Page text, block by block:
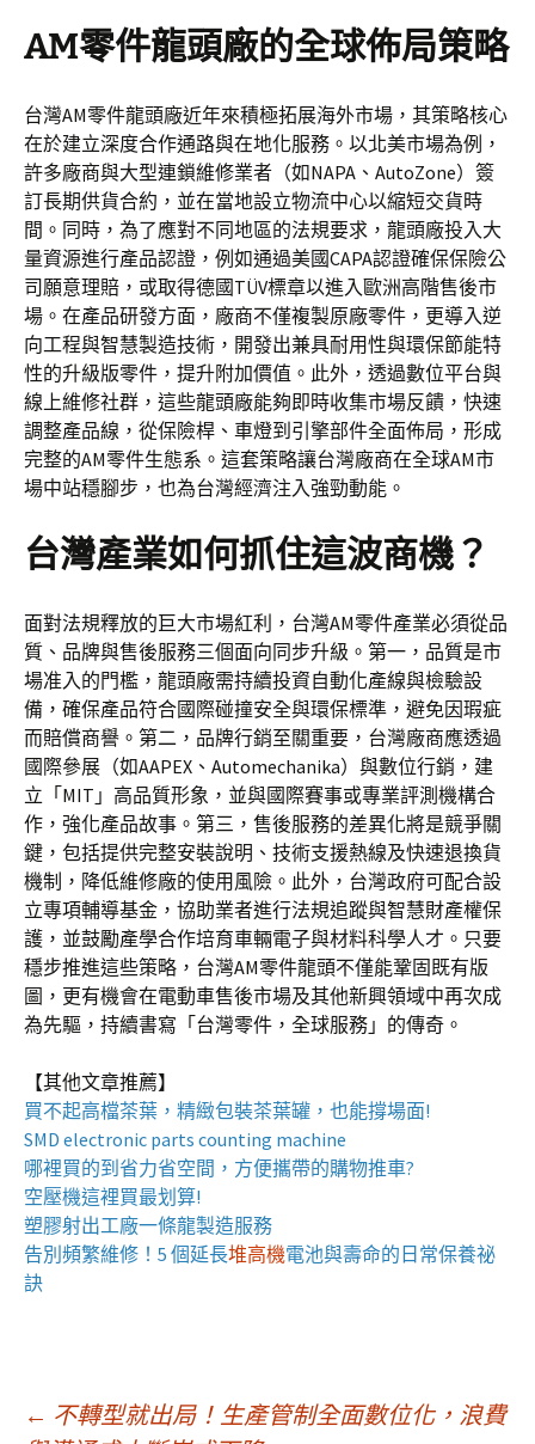
AM零件龍頭廠的全球佈局策略
台灣AM零件龍頭廠近年來積極拓展海外市場，其策略核心
在於建立深度合作通路與在地化服務。以北美市場為例，
許多廠商與大型連鎖維修業者（如NAPA、AutoZone）簽
訂長期供貨合約，並在當地設立物流中心以縮短交貨時
間。同時，為了應對不同地區的法規要求，龍頭廠投入大
量資源進行產品認證，例如通過美國CAPA認證確保保險公
司願意理賠，或取得德國TÜV標章以進入歐洲高階售後市
場。在產品研發方面，廠商不僅複製原廠零件，更導入逆
向工程與智慧製造技術，開發出兼具耐用性與環保節能特
性的升級版零件，提升附加價值。此外，透過數位平台與
線上維修社群，這些龍頭廠能夠即時收集市場反饋，快速
調整產品線，從保險桿、車燈到引擎部件全面佈局，形成
完整的AM零件生態系。這套策略讓台灣廠商在全球AM市
場中站穩腳步，也為台灣經濟注入強勁動能。
台灣產業如何抓住這波商機？
面對法規釋放的巨大市場紅利，台灣AM零件產業必須從品
質、品牌與售後服務三個面向同步升級。第一，品質是市
場准入的門檻，龍頭廠需持續投資自動化產線與檢驗設
備，確保產品符合國際碰撞安全與環保標準，避免因瑕疵
而賠償商譽。第二，品牌行銷至關重要，台灣廠商應透過
國際參展（如AAPEX、Automechanika）與數位行銷，建
立「MIT」高品質形象，並與國際賽事或專業評測機構合
作，強化產品故事。第三，售後服務的差異化將是競爭關
鍵，包括提供完整安裝說明、技術支援熱線及快速退換貨
機制，降低維修廠的使用風險。此外，台灣政府可配合設
立專項輔導基金，協助業者進行法規追蹤與智慧財產權保
護，並鼓勵產學合作培育車輛電子與材料科學人才。只要
穩步推進這些策略，台灣AM零件龍頭不僅能鞏固既有版
圖，更有機會在電動車售後市場及其他新興領域中再次成
為先驅，持續書寫「台灣零件，全球服務」的傳奇。
【其他文章推薦】
買不起高檔茶葉，精緻包裝茶葉罐 ，也能撐場面!
SMD electronic parts counting machine
哪裡買的到省力省空間，方便攜帶的購物推車?
空壓機這裡買最划算!
塑膠射出工廠一條龍製造服務
告別頻繁維修！5 個延長堆高機電池與壽命的日常保養祕
訣
← 不轉型就出局！生產管制全面數位化，浪費